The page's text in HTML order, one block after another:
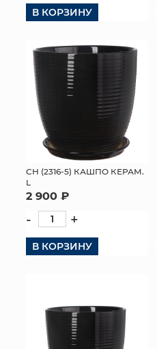
В КОРЗИНУ
СН (2316-5) КАШПО КЕРАМ.
L
2 900 ₽
- +
В КОРЗИНУ